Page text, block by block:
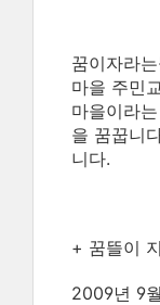
꿈이자라
마을 주민
마을이라
을 꿈꿉니
니다.
+ 꿈뜰이
2009년 9